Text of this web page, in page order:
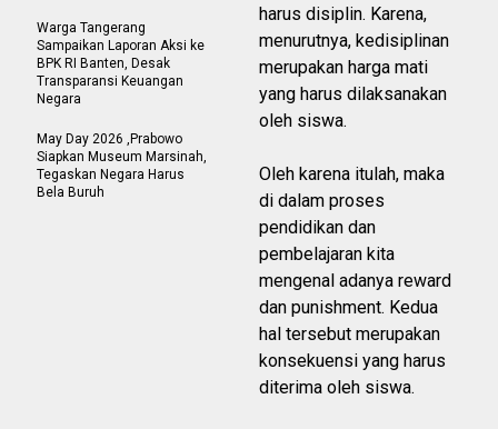
harus disiplin. Karena,
menurutnya, kedisiplinan
merupakan harga mati
yang harus dilaksanakan
oleh siswa.
Oleh karena itulah, maka
di dalam proses
pendidikan dan
pembelajaran kita
mengenal adanya reward
dan punishment. Kedua
hal tersebut merupakan
konsekuensi yang harus
diterima oleh siswa.
Warga Tangerang
Sampaikan Laporan Aksi ke
BPK RI Banten, Desak
Transparansi Keuangan
Negara
May Day 2026 ,Prabowo
Siapkan Museum Marsinah,
Tegaskan Negara Harus
Bela Buruh